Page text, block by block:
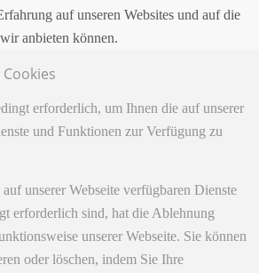
auf unseren Websites und auf die
anbieten können.
erforderlich, um Ihnen die auf unserer
und Funktionen zur Verfügung zu
unserer Webseite verfügbaren Dienste
erforderlich sind, hat die Ablehnung
unserer Webseite. Sie können
oder löschen, indem Sie Ihre